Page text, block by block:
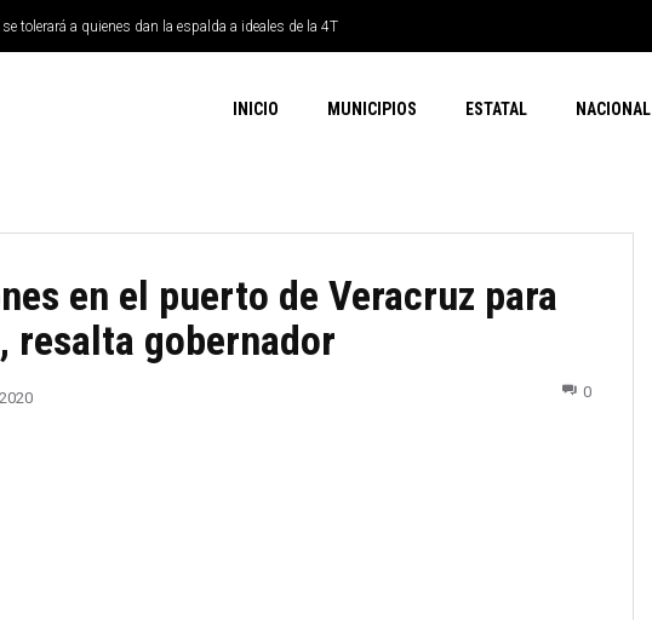
tolerará a quienes dan la espalda a ideales de la 4T
INICIO MUNICIPIOS ESTATAL NACIONAL
en el puerto de Veracruz para
resalta gobernador
0